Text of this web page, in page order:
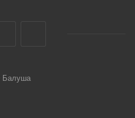
Балуша